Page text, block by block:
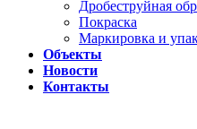
Дробеструйная
Покраска
Маркировка и
Объекты
Новости
Контакты